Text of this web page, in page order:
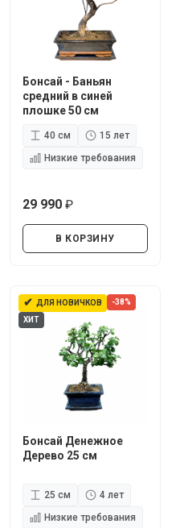
Бонсай - Баньян
средний в синей
плошке 50 см
40 см
15 лет
Низкие требования
29 990
В КОРЗИНУ
✔ ДЛЯ НОВИЧКОВ
-38%
ХИТ
Бонсай Денежное
Дерево 25 см
25 см
4 лет
Низкие требования